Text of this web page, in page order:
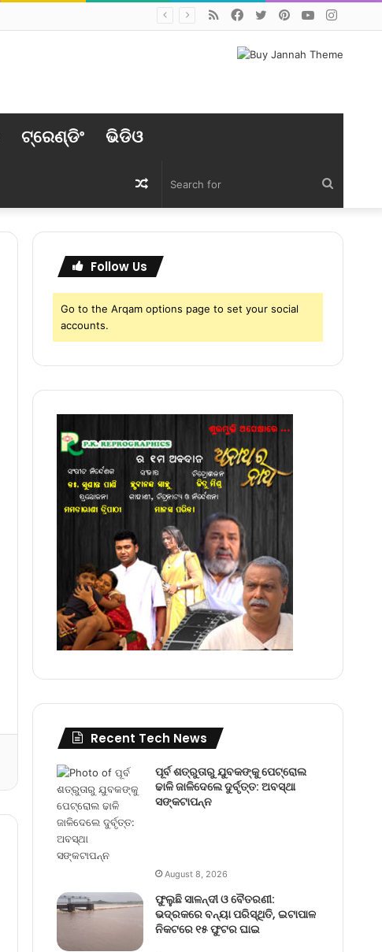
YouTube
Pinterest
Twitter
Facebook
RSS
ଟ୍ରେଣ୍ଡିଂ ଭିଡିଓ
for
Random
Article
Follow Us
Go to the Arqam options page to set your social
accounts.
Recent Tech News
ପୂର୍ବ ଶତ୍ରୁତାରୁ ଯୁବକଙ୍କୁ ପେଟ୍ରୋଲ
ଢାଳି ଜାଳିଦେଲେ ଦୁର୍ବୃତ୍ତ: ଅବସ୍ଥା
ସଙ୍କଟାପନ୍ନ
August 8, 2026
ଫୁଲୁଛି ସାଳନ୍ଦୀ ଓ ବୈତରଣୀ:
ଭଦ୍ରକରେ ବନ୍ୟା ପରିସ୍ଥିତି, ଇଟାପାଳ
ନିକଟରେ ୧୫ ଫୁଟର ଘାଇ